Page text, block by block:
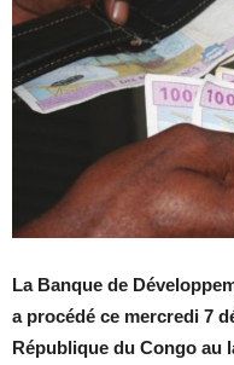
La Banque de
a procédé ce mercredi 7
République du Congo au